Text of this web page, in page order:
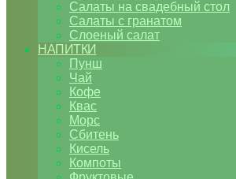
Салаты на свадебный стол
Салаты с гранатом
Слоеный салат
НАПИТКИ
Пунш
Чай
Кофе
Квас
Морс
Сбитень
Кисель
Компоты